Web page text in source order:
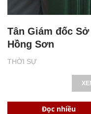
THỜI SỰ
Tân Giám đốc Sở
Hồng Sơn
Đọc nhiều